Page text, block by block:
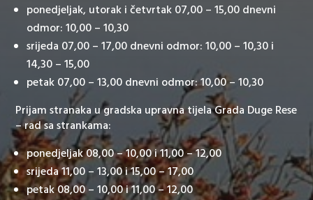
ponedjeljak, utorak i četvrtak 07,00 – 15,00 dnevni
odmor: 10,00 – 10,30
srijeda 07,00 – 17,00 dnevni odmor: 10,00 – 10,30 i
14,30 – 15,00
petak 07,00 – 13,00 dnevni odmor: 10,00 – 10,30
Prijam stranaka u gradska upravna tijela Grada Duge Rese
– rad sa strankama:
ponedjeljak 08,00 – 10,00 i 11,00 – 12,00
srijeda 11,00 – 13,00 i 15,00 – 17,00
petak 08,00 – 10,00 i 11,00 – 12,00